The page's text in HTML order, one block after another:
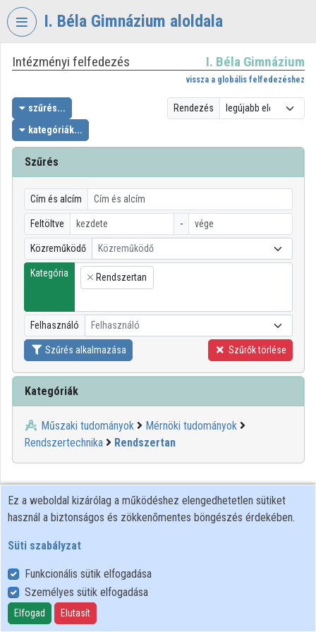
Fejléc kihagyása
I. Béla Gimnázium aloldala
VIDEOTORIUM
BÉLA
GIMNÁZIUM
Intézményi kezdőlap
Bejelentkezés
Intézményi felfedezés
Kategóriák
Intézményi listák
Intézmények
Közreműködők
Intézményi felfedezés I. Béla Gimnázium
vissza a globális felfedezéshez
szűrés...
kategóriák...
Rendezés
Szűrés
Cím és alcím
Feltöltve -
Közreműködő Közreműködő
Kategória
×
Rendszertan
Felhasználó Felhasználó
Szűrés alkalmazása Szűrők törlése
Kategóriák
Műszaki tudományok
Mérnöki tudományok
Rendszertechnika
Rendszertan
Felhasználói szabályzat
Adatkezelési tájékoztató
Süti szabályzat
Ez a weboldal kizárólag a működéshez elengedhetetlen sütiket
használ a biztonságos és zökkenőmentes böngészés érdekében.
Süti szabályzat
Funkcionális sütik elfogadása
Személyes sütik elfogadása
Elfogad Elutasít